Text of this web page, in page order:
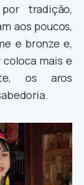
tradição,
aos poucos,
e bronze e,
mais e
os aros